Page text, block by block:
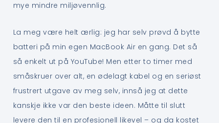
mye mindre miljøvennlig.
La meg være helt ærlig: jeg har selv prøvd å bytte
batteri på min egen MacBook Air en gang. Det så
så enkelt ut på YouTube! Men etter to timer med
småskruer over alt, en ødelagt kabel og en seriøst
frustrert utgave av meg selv, innså jeg at dette
kanskje ikke var den beste ideen. Måtte til slutt
levere den til en profesjonell likevel – og da kostet